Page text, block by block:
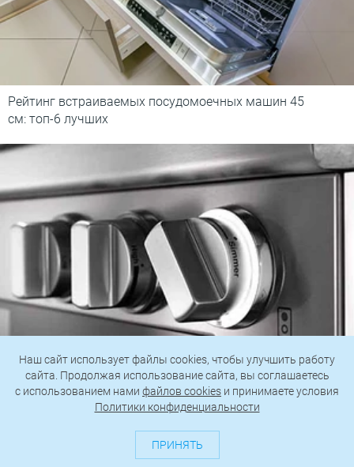
Рейтинг встраиваемых посудомоечных машин 45
см: топ-6 лучших
7 советов, как экономить энергию при
приготовлении и охлаждении пищи
Наш сайт использует файлы cookies, чтобы улучшить работу
сайта. Продолжая использование сайта, вы соглашаетесь
c использованием нами файлов cookies и принимаете условия
Политики конфиденциальности
ПРИНЯТЬ